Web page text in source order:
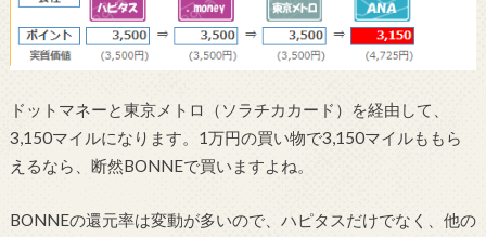
ドットマネーと東京メトロ（ソラチカカード）を経由して、
3,150マイルになります。1万円の買い物で3,150マイルももら
えるなら、断然BONNEで買いますよね。
BONNEの還元率は変動が多いので、ハピタスだけでなく、他の